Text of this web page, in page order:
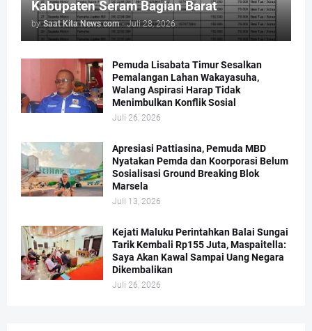
Kabupaten Seram Bagian Barat
by Saat Kita News com - Juli 28, 2026
Pemuda Lisabata Timur Sesalkan
Pemalangan Lahan Wakayasuha,
Walang Aspirasi Harap Tidak
Menimbulkan Konflik Sosial
Juli 26, 2026
Apresiasi Pattiasina, Pemuda MBD
Nyatakan Pemda dan Koorporasi Belum
Sosialisasi Ground Breaking Blok
Marsela
Juli 13, 2026
Kejati Maluku Perintahkan Balai Sungai
Tarik Kembali Rp155 Juta, Maspaitella:
Saya Akan Kawal Sampai Uang Negara
Dikembalikan
Juli 26, 2026